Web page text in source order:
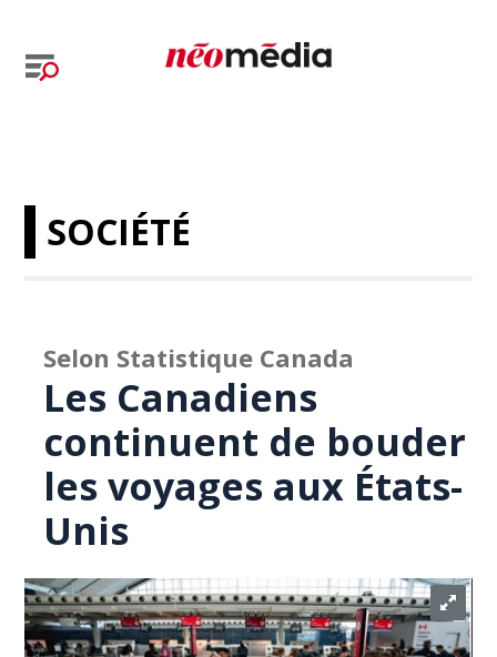
SOCIÉTÉ
Selon Statistique Canada
Les Canadiens
continuent de bouder
les voyages aux États-
Unis